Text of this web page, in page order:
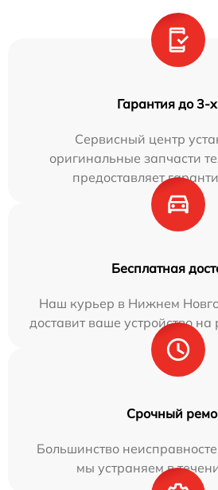
Гарантия до 3-х
Сервисный центр
оригинальные запчасти
предоставляет
Бесплатная
Наш курьер в Нижнем
доставит ваше устройство на
Срочный
Большинство
мы устраняем в